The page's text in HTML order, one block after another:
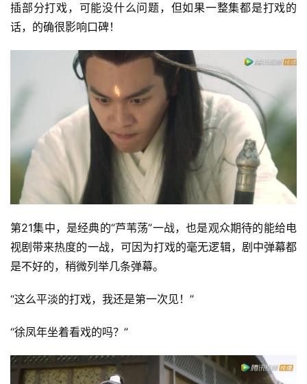
插部分打戏，可能没什么问题，但如果一整集都是打戏的
话，的确很影响口碑！
第21集中，是经典的“芦苇荡”一战，也是观众期待的能给电
视剧带来热度的一战，可因为打戏的毫无逻辑，剧中弹幕都
是不好的，稍微列举几条弹幕。
“这么平淡的打戏，我还是第一次见！”
“徐凤年坐着看戏的吗？”